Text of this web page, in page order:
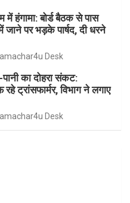
में हंगामा: बोर्ड बैठक से पास
जाने पर भड़के पार्षद, दी धरने
Desk
का दोहरा संकट:
ट्रांसफार्मर, विभाग ने लगाए
Desk